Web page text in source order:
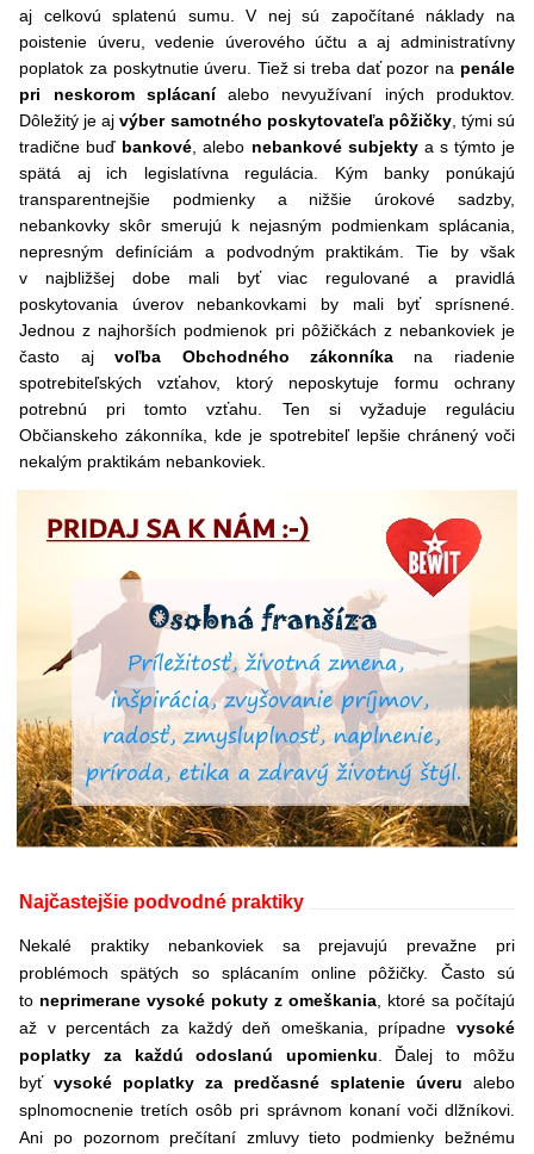
aj
celkovú splatenú sumu. V nej sú započítané náklady na
poistenie úveru, vedenie úverového účtu a aj administratívny
poplatok za poskytnutie úveru. Tiež si treba dať pozor na penále
pri neskorom splácaníalebo nevyužívaní iných produktov.
Dôležitý je ajvýber samotného poskytovateľa pôžičky, tými sú
tradične buď bankové , alebo nebankové subjektya s týmto je
spätá aj ich legislatívna regulácia. Kým banky ponúkajú
transparentnejšie podmienky a nižšie úrokové sadzby,
nebankovky skôr smerujú k nejasným podmienkam splácania,
nepresným definíciám a podvodným praktikám. Tie by však
v najbližšej dobe mali byť viac regulované a pravidlá
poskytovania úverov nebankovkami by mali byť sprísnené.
Jednou z najhorších podmienok pri pôžičkách z nebankoviek je
často ajvoľba Obchodného zákonníkana riadenie
spotrebiteľských vzťahov, ktorý neposkytuje formu ochrany
potrebnú pri tomto vzťahu. Ten si vyžaduje reguláciu
Občianskeho zákonníka, kde je spotrebiteľ lepšie chránený voči
nekalým praktikám nebankoviek.
Najčastejšie podvodné praktiky
Nekalé praktiky nebankoviek sa prejavujú prevažne pri
problémoch spätých so splácaním online pôžičky. Často sú
to neprimerane vysoké pokuty z omeškania, ktoré sa počítajú
až v percentách za každý deň omeškania, prípadne vysoké
poplatky za každú odoslanú upomienku . Ďalej to môžu
byťvysoké poplatky za predčasné splatenie úveru alebo
splnomocnenie tretích osôb pri správnom konaní voči dlžníkovi.
Ani po pozornom prečítaní zmluvy tieto podmienky bežnému